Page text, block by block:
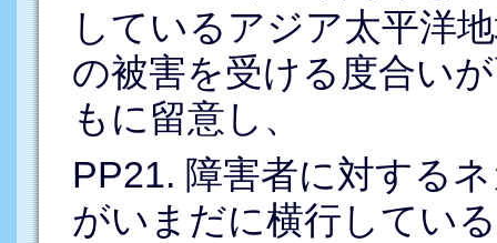
しているアジア太平洋
の被害を受ける度合い
もに留意し、
PP21. 障害者に対する
がいまだに横行してい